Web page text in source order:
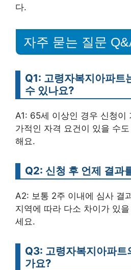
다.
자주 묻는 질문
Q1: 고령자복지아파트
수 있나요?
A1: 65세 이상인 경우 신청이
가적인 자격 요건이 있을 수
해요.
Q2: 신청 후 언제 결과
A2: 보통 2주 이내에 심사 결
지역에 따라 다소 차이가 있
세요.
Q3: 고령자복지아파트
가요?